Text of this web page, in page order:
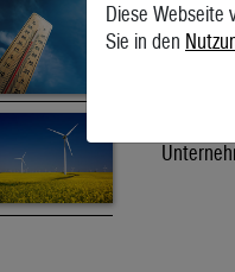
wird
Dekret
Diese Webseite
Sie in den